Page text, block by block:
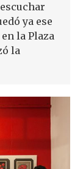
ya ese
la Plaza
la